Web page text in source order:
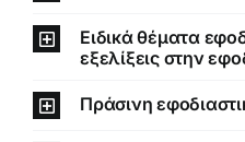
Ειδικά θέματα
εξελίξεις στην
Πράσινη